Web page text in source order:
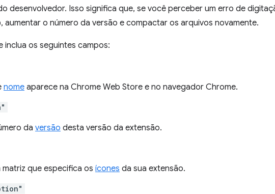
desenvolvedor. Isso significa que, se você perceber um erro de
aumentar o número da versão e compactar os arquivos novamente.
inclua os seguintes campos:
nome aparece na Chrome Web Store e no navegador Chrome.
da versão desta versão da extensão.
matriz que especifica os ícones da sua extensão.